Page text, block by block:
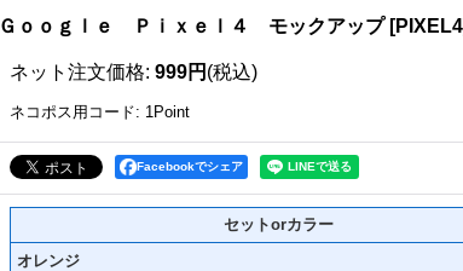
Ｇｏｏｇｌｅ Ｐｉｘｅｌ４ モックアップ [PIXEL4
ネット注文価格: 999円 (税込)
ネコポス用コード: 1Point
Facebookでシェア
セットorカラー
オレンジ